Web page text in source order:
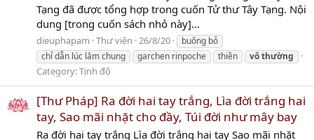
Tạng đã được tổng hợp trong cuốn Tử thư Tây Tạng. Nội
dung [trong cuốn sách nhỏ này]...
dieuphapam Thư viện 26/8/20
buông bỏ
chỉ dẫn lúc lâm chung
garchen rinpoche thiền vôthường
Category:Tịnh độ
[Thư Pháp] Ra đời hai tay trắng, Lìa đời trắng hai
tay, Sao mãi nhặt cho đầy, Túi đời như mây bay
Ra đời hai tay trắng Lìa đời trắng hai tay Sao mãi nhặt